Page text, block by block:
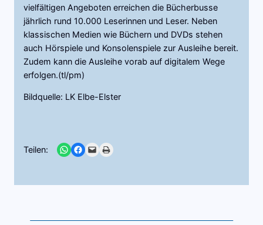
vielfältigen Angeboten erreichen die Bücherbusse
jährlich rund 10.000 Leserinnen und Leser. Neben
klassischen Medien wie Büchern und DVDs stehen
auch Hörspiele und Konsolenspiele zur Ausleihe bereit.
Zudem kann die Ausleihe vorab auf digitalem Wege
erfolgen.(tl/pm)
Bildquelle: LK Elbe-Elster
Teilen: Share on WhatsApp
Share on Facebook
Email this PagePrint this Page